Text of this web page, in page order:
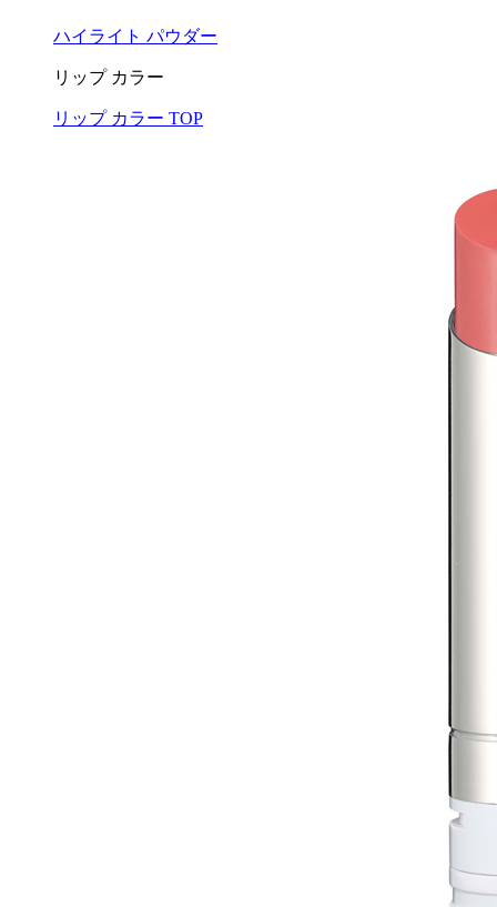
ハイライト パウダー
リップ カラー
リップ カラー TOP